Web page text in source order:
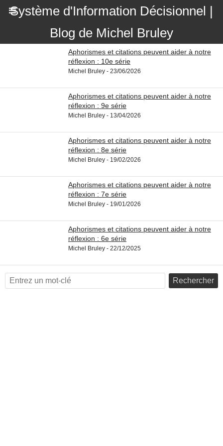
Système d'Information Décisionnel |
Blog de Michel Bruley
Aphorismes et citations peuvent aider à notre
réflexion : 10e série
Michel Bruley - 23/06/2026
Aphorismes et citations peuvent aider à notre
réflexion : 9e série
Michel Bruley - 13/04/2026
Aphorismes et citations peuvent aider à notre
réflexion : 8e série
Michel Bruley - 19/02/2026
Aphorismes et citations peuvent aider à notre
réflexion : 7e série
Michel Bruley - 19/01/2026
Aphorismes et citations peuvent aider à notre
réflexion : 6e série
Michel Bruley - 22/12/2025
Rechercher